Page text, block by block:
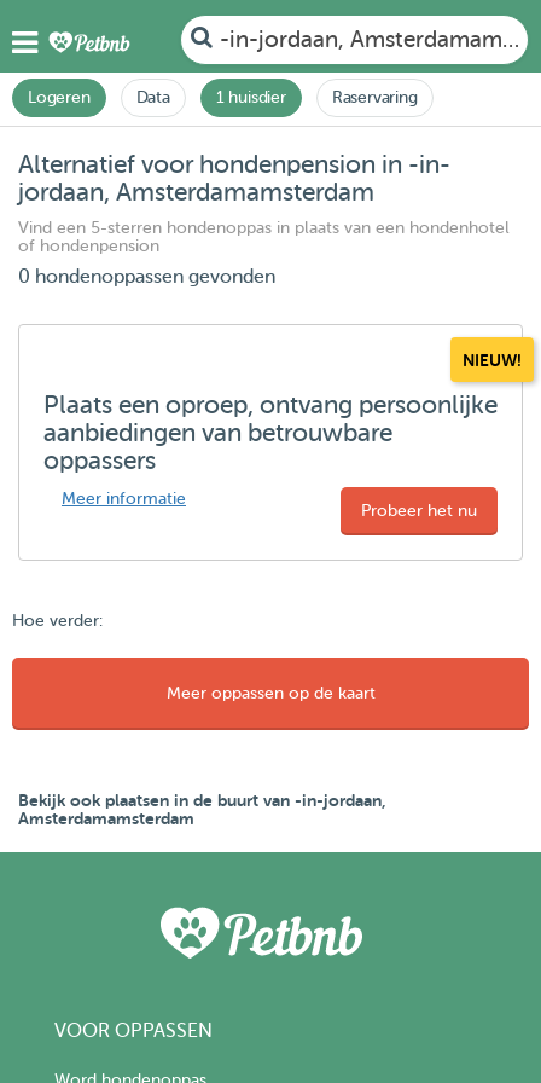
-in-jordaan,
Logeren Data 1 huisdier Raservaring
Alternatief voor hondenpension in -in-
jordaan, Amsterdamamsterdam
Vind een 5-sterren hondenoppas in plaats van een hondenhotel
of hondenpension
0 hondenoppassen gevonden
NIEUW!
Plaats een oproep, ontvang persoonlijke
aanbiedingen van betrouwbare
oppassers
Meer informatie
Probeer het nu
Hoe verder:
Meer oppassen op de kaart
Bekijk ook plaatsen in de buurt van -in-jordaan,
Amsterdamamsterdam
VOOR OPPASSEN